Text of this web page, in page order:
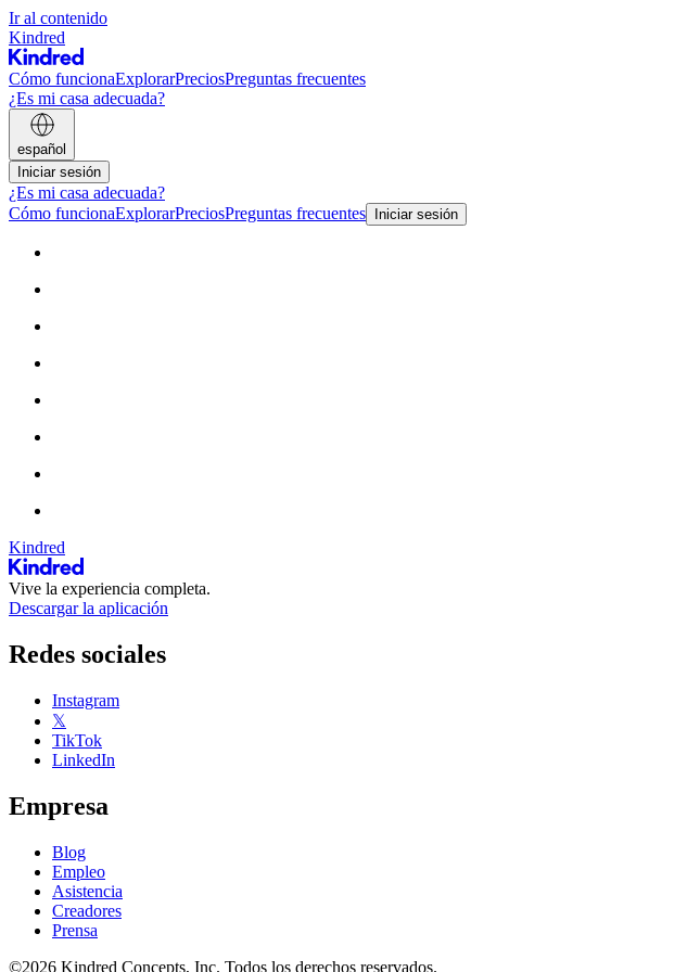
Ir al contenido
Kindred
Cómo funcionaExplorarPreciosPreguntas frecuentes
¿Es mi casa adecuada?
español
Iniciar sesión
¿Es mi casa adecuada?
Cómo funcionaExplorarPreciosPreguntas frecuentes Iniciar sesión
Kindred
Vive la experiencia completa.
Descargar la aplicación
Redes sociales
Instagram
𝕏
TikTok
LinkedIn
Empresa
Blog
Empleo
Asistencia
Creadores
Prensa
©2026 Kindred Concepts, Inc. Todos los derechos reservados.